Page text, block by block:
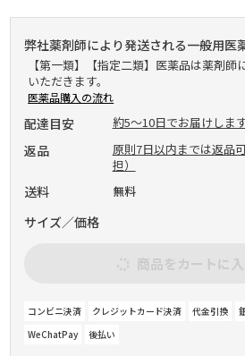
弊社薬剤師により発送される一般用医
【第一類】【指定二類】医薬品は薬剤師
いただきます。
医薬品購入の流れ
配達目安 約5～10日でお届けします
返品
原則7日以内までは返品
担）
送料 無料
サイズ／価格
商品をカートに
コンビニ決済 クレジットカード決済 代金引換
WeChatPay
後払い